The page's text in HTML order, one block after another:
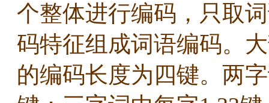
个整体进行编码，只取
码特征组成词语编码。
的编码长度为四键。两